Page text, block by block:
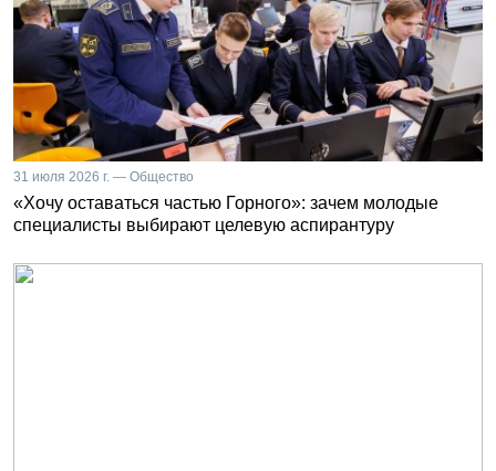
31 июля 2026 г. — Общество
«Хочу оставаться частью Горного»: зачем молодые
специалисты выбирают целевую аспирантуру